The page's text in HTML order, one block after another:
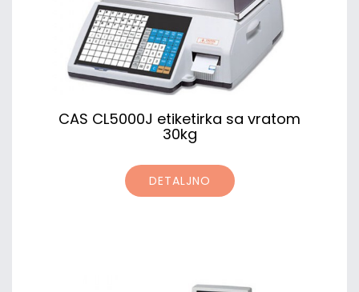
CAS CL5000J etiketirka sa vratom
30kg
DETALJNO